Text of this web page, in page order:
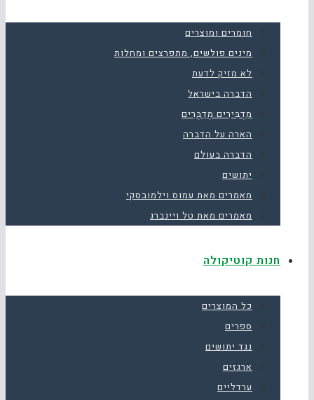
חומרים ומוצרים
מינים פולשים, מתפרצים ומחלות
לא מזיק לדעת
הדברה בישראל
מַדְבִּירִים מְדַבְּרִים
הארה על הדברה
הדברה בעולם
יתושים
מאמרים מאת עמוס וילמובסקי
מאמרים מאת טל ויינברג
חנות קוטיקולה
כל המוצרים
ספרים
נגד יתושים
ארגזים
ערדליים